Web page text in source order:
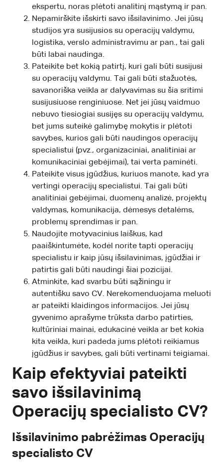
ekspertu, noras plėtoti analitinį mąstymą ir pan.
Nepamirškite išskirti savo išsilavinimo. Jei jūsų
studijos yra susijusios su operacijų valdymu,
logistika, verslo administravimu ar pan., tai gali
būti labai naudinga.
Pateikite bet kokią patirtį, kuri gali būti susijusi
su operacijų valdymu. Tai gali būti stažuotės,
savanoriška veikla ar dalyvavimas su šia sritimi
susijusiuose renginiuose. Net jei jūsų vaidmuo
nebuvo tiesiogiai susijęs su operacijų valdymu,
bet jums suteikė galimybę mokytis ir plėtoti
savybes, kurios gali būti naudingos operacijų
specialistui (pvz., organizaciniai, analitiniai ar
komunikaciniai gebėjimai), tai verta paminėti.
Pateikite visus įgūdžius, kuriuos manote, kad yra
vertingi operacijų specialistui. Tai gali būti
analitiniai gebėjimai, duomenų analizė, projektų
valdymas, komunikacija, dėmesys detalėms,
problemų sprendimas ir pan.
Naudojite motyvacinius laiškus, kad
paaiškintumėte, kodėl norite tapti operacijų
specialistu ir kaip jūsų išsilavinimas, įgūdžiai ir
patirtis gali būti naudingi šiai pozicijai.
Atminkite, kad svarbu būti sąžiningu ir
autentišku savo CV. Nerekomenduojama meluoti
ar pateikti klaidingos informacijos. Jei jūsų
gyvenimo aprašyme trūksta darbo patirties,
kultūriniai mainai, edukacinė veikla ar bet kokia
kita veikla, kuri padeda jums plėtoti reikiamus
įgūdžius ir savybes, gali būti vertinami teigiamai.
Kaip efektyviai pateikti
savo išsilavinimą
Operacijų specialisto CV?
Išsilavinimo pabrėžimas Operacijų
specialisto CV